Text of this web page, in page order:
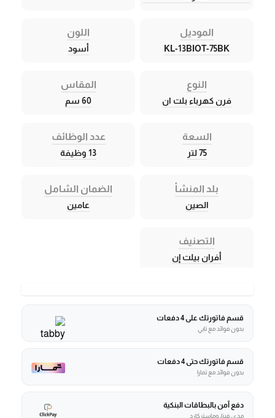
الموديل
KL-13BIOT-75BK
اللون
أسود
النوع
فرن كهرباء بلت ان
المقاس
60 سم
السعة
75 لتر
عدد الوظائف
13 وظيفة
بلد المنشأ
الصين
الضمان الشامل
عامين
التصنيف
أفران بيلت إن
قسم فاتورتك على 4 دفعات
بدون فوائد مع تابي
قسم فاتورتك حتى 4 دفعات
بدون فوائد مع تمارا
دفع آمن بالبطاقات البنكية
مدى، فيزا، وماستركارد